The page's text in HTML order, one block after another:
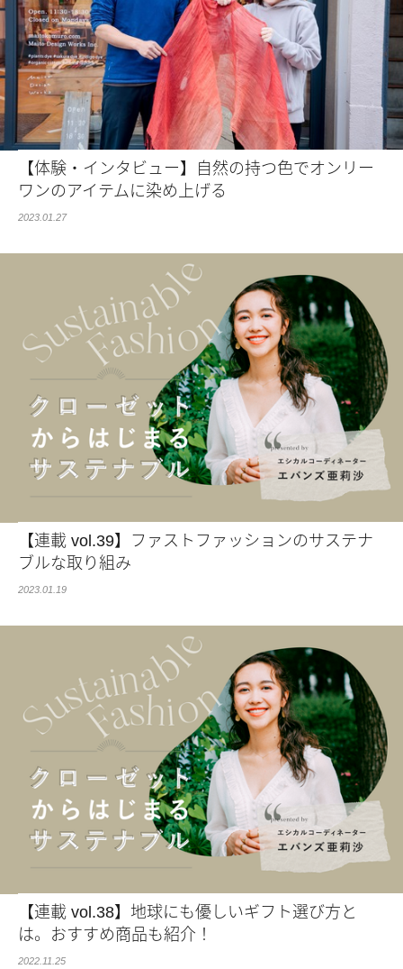
【体験・インタビュー】自然の持つ色でオンリー
ワンのアイテムに染め上げる
2023.01.27
【連載 vol.39】ファストファッションのサステナ
ブルな取り組み
2023.01.19
【連載 vol.38】地球にも優しいギフト選び方と
は。おすすめ商品も紹介！
2022.11.25